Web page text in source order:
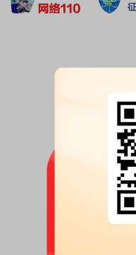
2100.00万股，质押总笔数3笔
2026年07月09日公
股权质押：
截止2026年07月03
2100.00万股，质押总笔数3笔
股权质押：截止2026年06月26